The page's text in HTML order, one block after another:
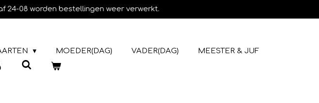
24-08 worden bestellingen weer verwerkt.
MOEDER(DAG) VADER(DAG)
MEESTER & JUF